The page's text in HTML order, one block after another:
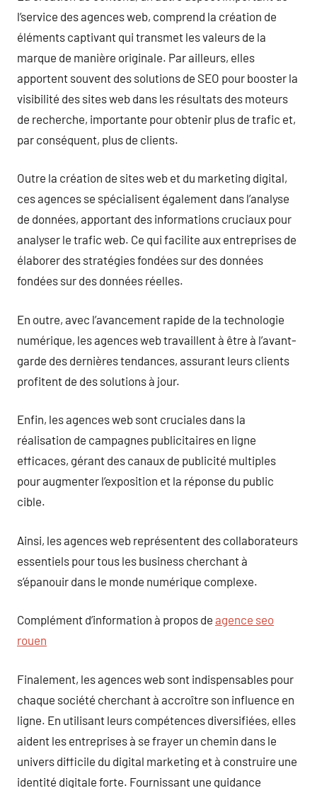
l’service des agences web, comprend la création de
éléments captivant qui transmet les valeurs de la
marque de manière originale. Par ailleurs, elles
apportent souvent des solutions de SEO pour booster la
visibilité des sites web dans les résultats des moteurs
de recherche, importante pour obtenir plus de trafic et,
par conséquent, plus de clients.
Outre la création de sites web et du marketing digital,
ces agences se spécialisent également dans l’analyse
de données, apportant des informations cruciaux pour
analyser le trafic web. Ce qui facilite aux entreprises de
élaborer des stratégies fondées sur des données
fondées sur des données réelles.
En outre, avec l’avancement rapide de la technologie
numérique, les agences web travaillent à être à l’avant-
garde des dernières tendances, assurant leurs clients
profitent de des solutions à jour.
Enfin, les agences web sont cruciales dans la
réalisation de campagnes publicitaires en ligne
efficaces, gérant des canaux de publicité multiples
pour augmenter l’exposition et la réponse du public
cible.
Ainsi, les agences web représentent des collaborateurs
essentiels pour tous les business cherchant à
s’épanouir dans le monde numérique complexe.
Complément d’information à propos de agence seo
rouen
Finalement, les agences web sont indispensables pour
chaque société cherchant à accroître son influence en
ligne. En utilisant leurs compétences diversifiées, elles
aident les entreprises à se frayer un chemin dans le
univers difficile du digital marketing et à construire une
identité digitale forte. Fournissant une guidance